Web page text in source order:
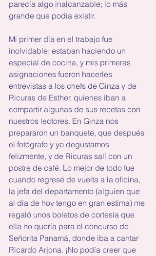
parecía algo inalcanzable; lo más
grande que podía existir.
Mi primer día en el trabajo fue
inolvidable: estaban haciendo un
especial de cocina, y mis primeras
asignaciones fueron hacerles
entrevistas a los chefs de Ginza y de
Ricuras de Esther, quienes iban a
compartir algunas de sus recetas con
nuestros lectores. En Ginza nos
prepararon un banquete, que después
el fotógrafo y yo degustamos
felizmente, y de Ricuras salí con un
postre de café. Lo mejor de todo fue
cuando regresé de vuelta a la oficina,
la jefa del departamento (alguien que
al día de hoy tengo en gran estima) me
regaló unos boletos de cortesía que
ella no quería para el concurso de
Señorita Panamá, donde iba a cantar
Ricardo Arjona. ¡No podía creer que